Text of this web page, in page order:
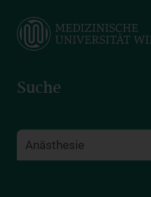
main
Suche